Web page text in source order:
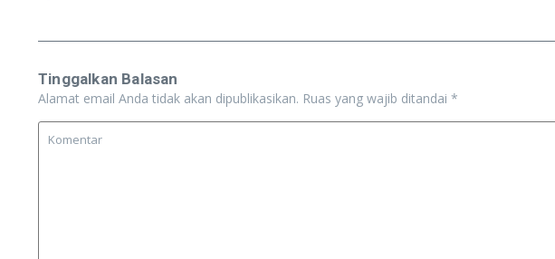
Tinggalkan Balasan
Alamat email Anda tidak akan dipublikasikan. Ruas yang wajib ditandai *